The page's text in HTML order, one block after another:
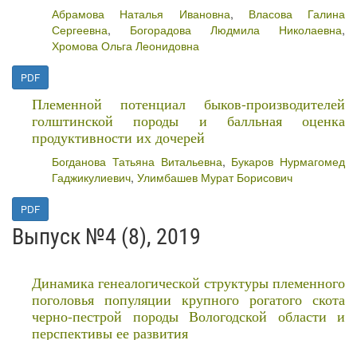
Абрамова Наталья Ивановна, Власова Галина
Сергеевна, Богорадова Людмила Николаевна,
Хромова Ольга Леонидовна
PDF
Племенной потенциал быков-производителей
голштинской породы и балльная оценка
продуктивности их дочерей
Богданова Татьяна Витальевна, Букаров Нурмагомед
Гаджикулиевич, Улимбашев Мурат Борисович
PDF
Выпуск №4 (8), 2019
Динамика генеалогической структуры племенного
поголовья популяции крупного рогатого скота
черно-пестрой породы Вологодской области и
перспективы ее развития